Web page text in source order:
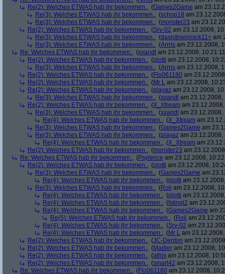
Re(2): Welches ETWAS hab ihr bekommen.. (Games2Game am
Re(3): Welches ETWAS hab ihr bekommen.. (schop18 am
Re(3): Welches ETWAS hab ihr bekommen.. (monster23 am
Re(2): Welches ETWAS hab ihr bekommen.. (Srv-02 am 23.12.2008,
Re(3): Welches ETWAS hab ihr bekommen.. (dasistmeinnick11+ am
Re(3): Welches ETWAS hab ihr bekommen.. (Arrris am 23.12.2008,
Re: Welches ETWAS hab ihr bekommen.. (xxandl am 23.12.2008,
Re(2): Welches ETWAS hab ihr bekommen.. (plotti am 23.12.2008,
Re(3): Welches ETWAS hab ihr bekommen.. (Arrris am 23.12.2008,
Re(2): Welches ETWAS hab ihr bekommen.. (Flo061180 am
Re(2): Welches ETWAS hab ihr bekommen.. (Mr L am 23.12.2008,
Re(2): Welches ETWAS hab ihr bekommen.. (playaz am 23.12.2008,
Re(3): Welches ETWAS hab ihr bekommen.. (xxandl am 23.12.2008,
Re(2): Welches ETWAS hab ihr bekommen.. (X_Xtream am
Re(3): Welches ETWAS hab ihr bekommen.. (xxandl am 23.12.2008,
Re(4): Welches ETWAS hab ihr bekommen.. (X_Xtream am
Re(3): Welches ETWAS hab ihr bekommen.. (Games2Game am
Re(3): Welches ETWAS hab ihr bekommen.. (playaz am 23.12.2008,
Re(4): Welches ETWAS hab ihr bekommen.. (X_Xtream am
Re(2): Welches ETWAS hab ihr bekommen.. (monster23 am
Re: Welches ETWAS hab ihr bekommen.. (Psylence am 23.12.2008,
Re(2): Welches ETWAS hab ihr bekommen.. (plotti am 23.12.2008,
Re(3): Welches ETWAS hab ihr bekommen.. (Games2Game am
Re(4): Welches ETWAS hab ihr bekommen.. (plotti am
Re(3): Welches ETWAS hab ihr bekommen.. (Roli am 23.12.2008,
Re(4): Welches ETWAS hab ihr bekommen.. (plotti am
Re(4): Welches ETWAS hab ihr bekommen.. (fstingl2 am
Re(4): Welches ETWAS hab ihr bekommen.. (Games2Game am
Re(5): Welches ETWAS hab ihr bekommen.. (Roli am
Re(4): Welches ETWAS hab ihr bekommen.. (Srv-02 am
Re(4): Welches ETWAS hab ihr bekommen.. (Mr L am
Re(2): Welches ETWAS hab ihr bekommen.. (JC-Denton am
Re(2): Welches ETWAS hab ihr bekommen.. (Madler am 23.12.2008,
Re(2): Welches ETWAS hab ihr bekommen.. (athis am 23.12.2008,
Re(2): Welches ETWAS hab ihr bekommen.. (smart42 am 23.12.2008,
Re: Welches ETWAS hab ihr bekommen.. (Flo061180 am 23.12.2008,